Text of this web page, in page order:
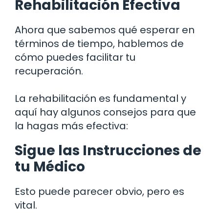
Rehabilitación Efectiva
Ahora que sabemos qué esperar en
términos de tiempo, hablemos de
cómo puedes facilitar tu
recuperación.
La rehabilitación es fundamental y
aquí hay algunos consejos para que
la hagas más efectiva:
Sigue las Instrucciones de
tu Médico
Esto puede parecer obvio, pero es
vital.